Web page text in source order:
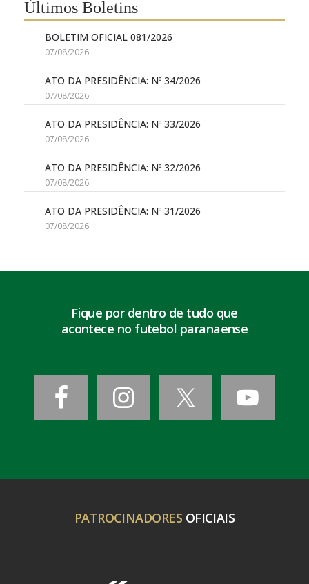
Últimos Boletins
BOLETIM OFICIAL 081/2026
07/08/2026
ATO DA PRESIDÊNCIA: Nº 34/2026
07/08/2026
ATO DA PRESIDÊNCIA: Nº 33/2026
07/08/2026
ATO DA PRESIDÊNCIA: Nº 32/2026
07/08/2026
ATO DA PRESIDÊNCIA: Nº 31/2026
07/08/2026
Fique por dentro de tudo que
acontece no futebol paranaense
PATROCINADORES OFICIAIS